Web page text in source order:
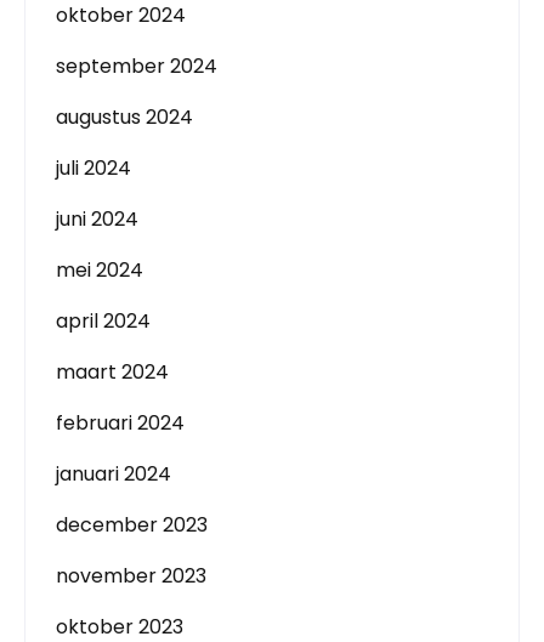
oktober 2024
september 2024
augustus 2024
juli 2024
juni 2024
mei 2024
april 2024
maart 2024
februari 2024
januari 2024
december 2023
november 2023
oktober 2023